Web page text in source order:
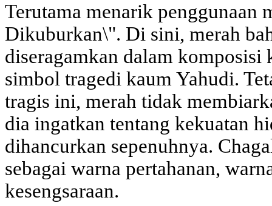
Terutama menarik penggunaan
Dikuburkan\". Di sini, merah
diseragamkan dalam komposisi
simbol tragedi kaum Yahudi.
tragis ini, merah tidak
dia ingatkan tentang kekuatan
dihancurkan sepenuhnya.
sebagai warna pertahanan,
kesengsaraan.